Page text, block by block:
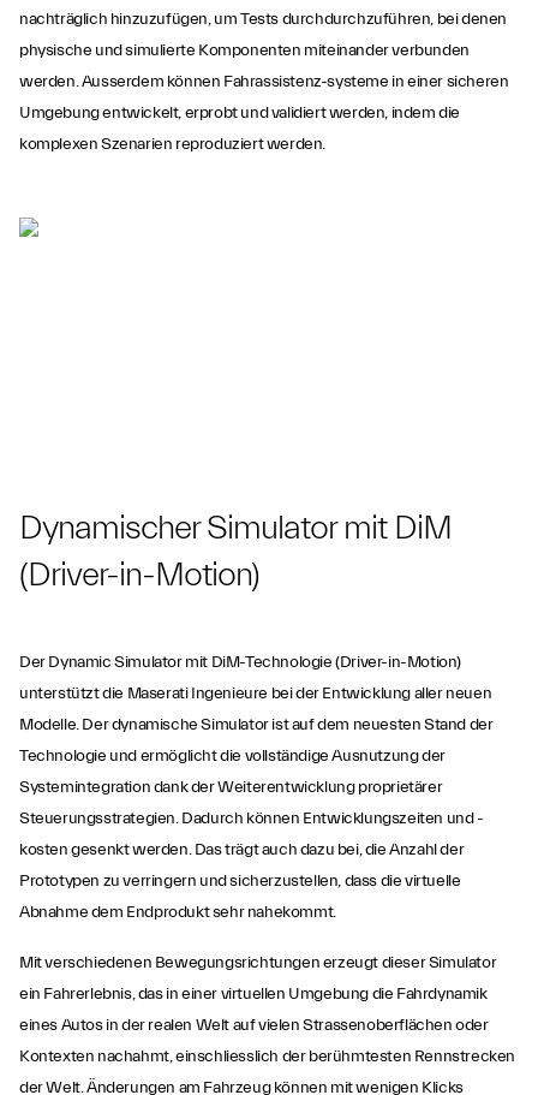
nachträglich hinzuzufügen, um Tests durchdurchzuführen, bei denen
physische und simulierte Komponenten miteinander verbunden
werden. Ausserdem können Fahrassistenz-systeme in einer sicheren
Umgebung entwickelt, erprobt und validiert werden, indem die
komplexen Szenarien reproduziert werden.
Dynamischer Simulator mit DiM
(Driver-in-Motion)
Der Dynamic Simulator mit DiM-Technologie (Driver-in-Motion)
unterstützt die Maserati Ingenieure bei der Entwicklung aller neuen
Modelle. Der dynamische Simulator ist auf dem neuesten Stand der
Technologie und ermöglicht die vollständige Ausnutzung der
Systemintegration dank der Weiterentwicklung proprietärer
Steuerungsstrategien. Dadurch können Entwicklungszeiten und -
kosten gesenkt werden. Das trägt auch dazu bei, die Anzahl der
Prototypen zu verringern und sicherzustellen, dass die virtuelle
Abnahme dem Endprodukt sehr nahekommt.
Mit verschiedenen Bewegungsrichtungen erzeugt dieser Simulator
ein Fahrerlebnis, das in einer virtuellen Umgebung die Fahrdynamik
eines Autos in der realen Welt auf vielen Strassenoberflächen oder
Kontexten nachahmt, einschliesslich der berühmtesten Rennstrecken
der Welt. Änderungen am Fahrzeug können mit wenigen Klicks